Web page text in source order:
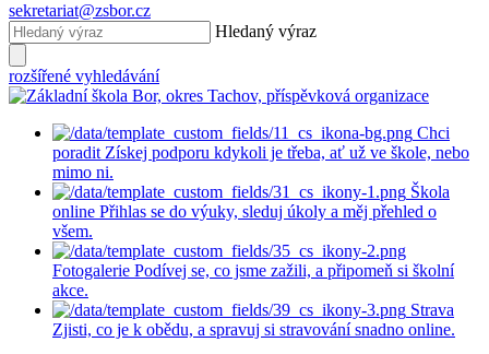
sekretariat@zsbor.cz
Hledaný výraz
rozšířené vyhledávání
Chci
poradit Získej podporu kdykoli je třeba, ať už ve škole, nebo
mimo ni.
Škola
online Přihlas se do výuky, sleduj úkoly a měj přehled o
všem.
Fotogalerie Podívej se, co jsme zažili, a připomeň si školní
akce.
Strava
Zjisti, co je k obědu, a spravuj si stravování snadno online.